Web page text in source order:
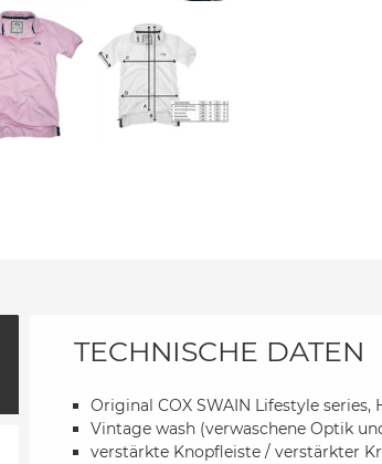
TECHNISCHE DATEN
Original COX SWAIN Lifestyle series,
Vintage wash (verwaschene Optik
verstärkte Knopfleiste / verstärkter